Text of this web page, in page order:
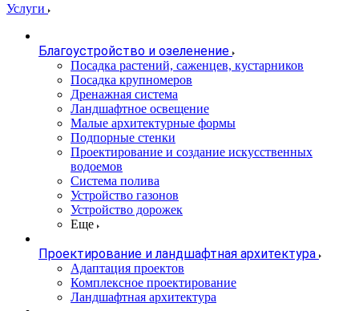
Услуги
Благоустройство и озеленение
Посадка растений, саженцев, кустарников
Посадка крупномеров
Дренажная система
Ландшафтное освещение
Малые архитектурные формы
Подпорные стенки
Проектирование и создание искусственных
водоемов
Система полива
Устройство газонов
Устройство дорожек
Еще
Проектирование и ландшафтная архитектура
Адаптация проектов
Комплексное проектирование
Ландшафтная архитектура